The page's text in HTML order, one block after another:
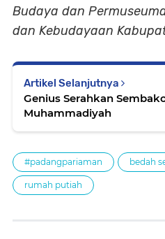
Budaya dan
dan Kebudayaan
Artikel Selanjutnya
Genius Serahkan
Muhammadiyah
#padangpariaman bedah
rumah putiah